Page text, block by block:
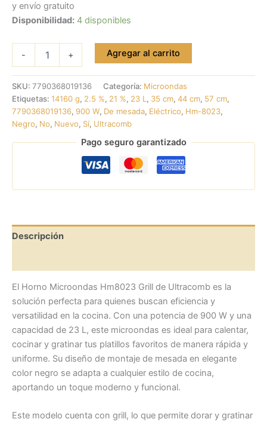
y envío gratuito
Disponibilidad: 4 disponibles
- + Agregar al carrito
SKU: 7790368019136 Categoría: Microondas
Etiquetas: 14160 g, 2.5 %, 21 %, 23 L , 35 cm, 44 cm, 57 cm,
7790368019136, 900 W, De mesada, Eléctrico, Hm-8023,
Negro, No, Nuevo, Sí, Ultracomb
Pago seguro garantizado
Descripción
El Horno Microondas Hm8023 Grill de Ultracomb es la
solución perfecta para quienes buscan eficiencia y
versatilidad en la cocina. Con una potencia de 900 W y una
capacidad de 23 L, este microondas es ideal para calentar,
cocinar y gratinar tus platillos favoritos de manera rápida y
uniforme. Su diseño de montaje de mesada en elegante
color negro se adapta a cualquier estilo de cocina,
aportando un toque moderno y funcional.
Este modelo cuenta con grill, lo que permite dorar y gratinar